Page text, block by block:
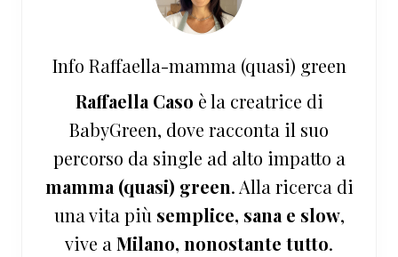
Info Raffaella-mamma (quasi) green
Raffaella Caso è la creatrice di
BabyGreen, dove racconta il suo
percorso da single ad alto impatto a
mamma (quasi) green. Alla ricerca di
una vita più semplice, sana e slow,
vive a Milano, nonostante tutto.